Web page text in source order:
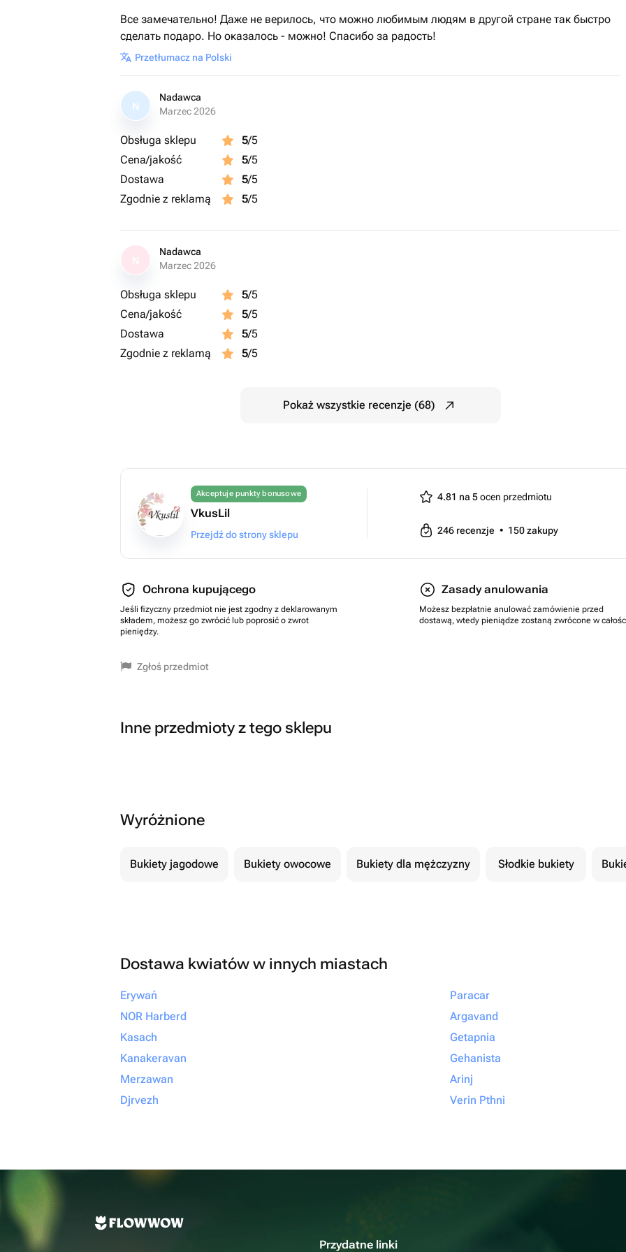
Все замечательно! Даже не верилось, что можно любимым людям в другой стране так быстро
сделать подаро. Но оказалось - можно! Спасибо за радость!
Przetłumacz na Polski
N
Nadawca
Marzec 2026
Obsługa sklepu 5/5
Cena/jakość
5/5
Dostawa
5/5
Zgodnie z reklamą
5/5
Nadawca
Marzec 2026
Obsługa sklepu 5/5
Cena/jakość
5/5
Dostawa
5/5
Zgodnie z reklamą
5/5
Pokaż wszystkie recenzje (68)
Akceptuje punkty bonusowe
VkusLil
Przejdź do strony sklepu
4.81 na 5ocen przedmiotu
246 recenzje • 150zakupy
Ochrona kupującego
Jeśli fizyczny przedmiot nie jest zgodny z deklarowanym
składem, możesz go zwrócić lub poprosić o zwrot
pieniędzy.
Zasady anulowania
Możesz bezpłatnie anulować zamówienie przed
dostawą, wtedy pieniądze zostaną zwrócone w
Zgłoś przedmiot
Inne przedmioty z tego sklepu
Wyróżnione
Bukiety jagodowe Bukiety owocowe Bukiety dla mężczyzny Słodkie bukiety
Dostawa kwiatów w innych miastach
Erywań
NOR Harberd
Kasach
Kanakeravan
Merzawan
Djrvezh
Paracar
Argavand
Getapnia
Gehanista
Arinj
Verin Pthni
Przydatne linki